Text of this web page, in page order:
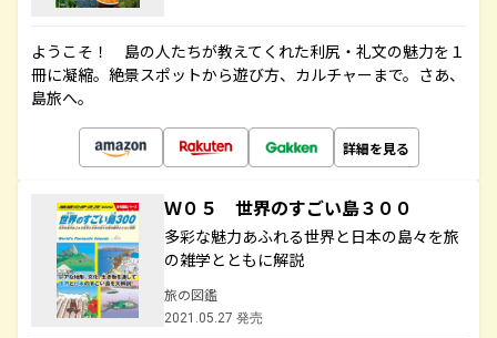
ようこそ！ 島の人たちが教えてくれた利尻・礼文の魅力を１
冊に凝縮。絶景スポットから遊び方、カルチャーまで。さあ、
島旅へ。
詳細を見る
Ｗ０５ 世界のすごい島３００
多彩な魅力あふれる世界と日本の島々を旅
の雑学とともに解説
旅の図鑑
2021.05.27 発売